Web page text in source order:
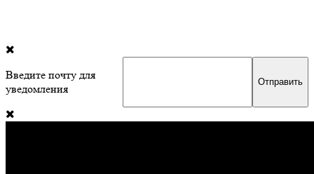
Введите почту для
уведомления